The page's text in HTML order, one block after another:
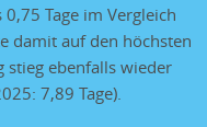
Tage im Vergleich
damit auf den höchsten
stieg ebenfalls wieder
7,89 Tage).